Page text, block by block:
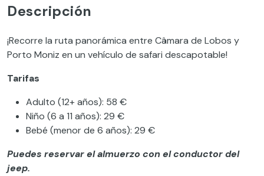
Descripción
¡Recorre la ruta panorámica entre Câmara de Lobos y
Porto Moniz en un vehículo de safari descapotable!
Tarifas
Adulto (12+ años): 58 €
Niño (6 a 11 años): 29 €
Bebé (menor de 6 años): 29 €
Puedes reservar el almuerzo con el conductor del
jeep.